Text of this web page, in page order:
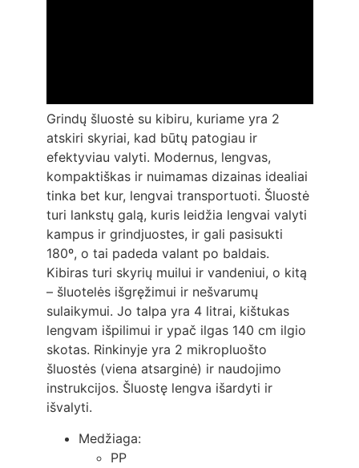
Grindų šluostė su kibiru, kuriame yra 2
atskiri skyriai, kad būtų patogiau ir
efektyviau valyti. Modernus, lengvas,
kompaktiškas ir nuimamas dizainas idealiai
tinka bet kur, lengvai transportuoti. Šluostė
turi lankstų galą, kuris leidžia lengvai valyti
kampus ir grindjuostes, ir gali pasisukti
180º, o tai padeda valant po baldais.
Kibiras turi skyrių muilui ir vandeniui, o kitą
– šluotelės išgręžimui ir nešvarumų
sulaikymui. Jo talpa yra 4 litrai, kištukas
lengvam išpilimui ir ypač ilgas 140 cm ilgio
skotas. Rinkinyje yra 2 mikropluošto
šluostės (viena atsarginė) ir naudojimo
instrukcijos. Šluostę lengva išardyti ir
išvalyti.
Medžiaga:
PP